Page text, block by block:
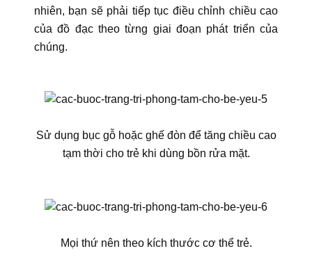
nhiên, bạn sẽ phải tiếp tục điều chỉnh chiều cao
của đồ đạc theo từng giai đoạn phát triển của
chúng.
Sử dụng bục gỗ hoặc ghế đòn để tăng chiều cao
tạm thời cho trẻ khi dùng bồn rửa mặt.
Mọi thứ nên theo kích thước cơ thể trẻ.